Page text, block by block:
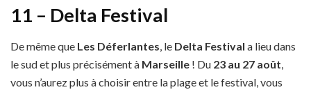
11 – Delta Festival
De même que Les Déferlantes , le Delta Festival a lieu dans
le sud et plus précisément à Marseille ! Du 23 au 27 août
vous n’aurez plus à choisir entre la plage et le festival, vous